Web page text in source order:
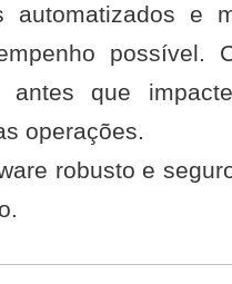
automatizados e
possível.
antes que
operações.
robusto e